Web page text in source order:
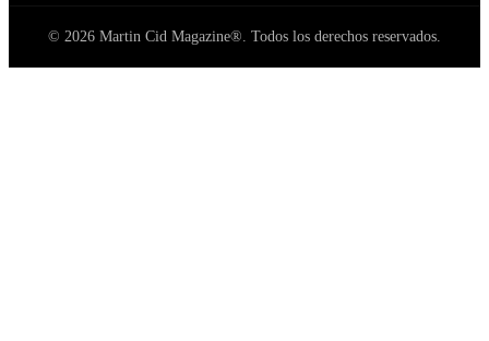
© 2026 Martin Cid Magazine®. Todos los derechos reservados.